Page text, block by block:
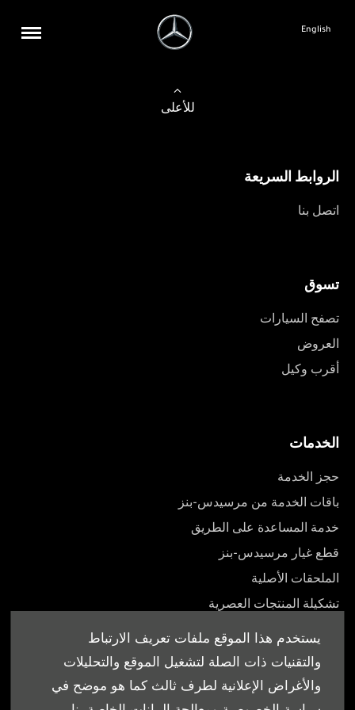
يستخدم هذا الموقع ملفات تعريف الارتباط
والتقنيات ذات الصلة لتشغيل الموقع والتحليلات
والأغراض الإعلانية لطرف ثالث كما هو موضح في
English
للأعلى
الروابط السريعة
اتصل بنا
تسوق
تصفح السيارات
العروض
أقرب وكيل
الخدمات
حجز الخدمة
باقات الخدمة من مرسيدس-بنز
خدمة المساعدة على الطريق
قطع غيار مرسيدس-بنز
الملحقات الأصلية
تشكيلة المنتجات العصرية